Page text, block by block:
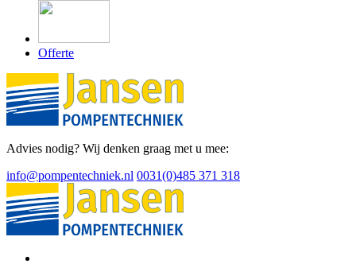
Offerte
Advies nodig? Wij denken graag met u mee:
info@pompentechniek.nl 0031(0)485 371 318